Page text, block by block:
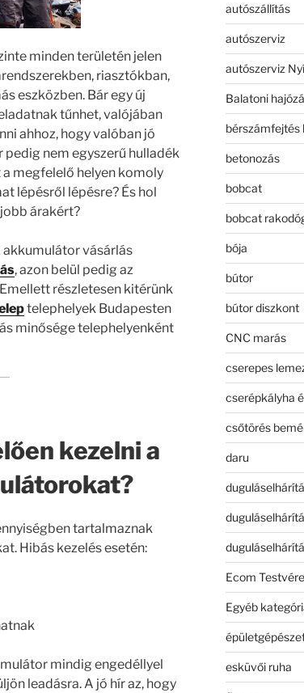
minden területén jelen
riasztókban,
eszközben. Bár egy új
tűnhet, valójában
ahhoz, hogy valóban jó
nem egyszerű hulladék
megfelelő helyen komoly
lépésről lépésre? És hol
árakért?
vásárlás
, azon belül pedig az
részletesen kitérünk
telephelyek Budapesten
minősége telephelyenként
kezelni a
tartalmaznak
Hibás kezelés esetén:
mindig engedéllyel
leadásra. A jó hír az, hogy
autószállítás
autószerviz
autószerviz
Balatoni
bérszámfejtés
betonozás
bobcat
bobcat
bója
bútor
bútor diszkont
CNC marás
cserepes
cserépkályha
csőtörés
daru
Ecom
Egyéb
esküvői ruha